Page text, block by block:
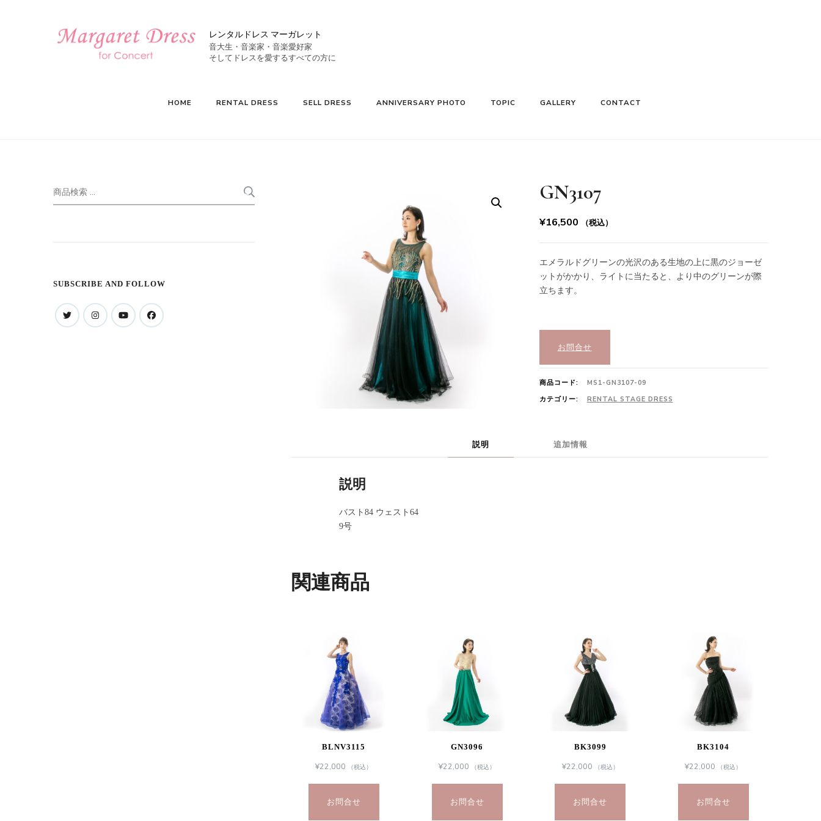
レンタルドレス マーガレット
音大生・音楽家・音楽愛好家
HOME RENTAL DRESS SELL DRESS ANNIVERSARY PHOTO TOPIC GALLERY CONTACT
GN3107
¥16,500 （税込）
エメラルドグリーンの光沢のある生地の上に黒のジョーゼ
ットがかかり、ライトに当たると、より中のグリーンが際
立ちます。
お問合せ
商品コード:
MS1-GN3107-09
カテゴリー:
RENTAL STAGE DRESS
説明 追加情報
説明
バスト84 ウェスト64
9号
関連商品
BLNV3115
¥22,000 （税込）
お問合せ
GN3096
¥22,000 （税込）
お問合せ
BK3099
¥22,000 （税込）
お問合せ
BK3104
¥22,000 （税込）
お問合せ
検
索
象:
索
SUBSCRIBE AND FOLLOW